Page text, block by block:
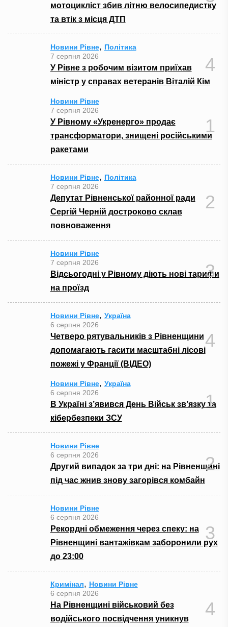
мотоцикліст збив літню велосипедистку
та втік з місця ДТП
Новини Рівне, Політика
7 серпня 2026
У Рівне з робочим візитом приїхав
міністр у справах ветеранів Віталій Кім
4
Новини Рівне
7 серпня 2026
У Рівному «Укренерго» продає
трансформатори, знищені російськими
ракетами
1
Новини Рівне, Політика
7 серпня 2026
Депутат Рівненської районної ради
Сергій Черній достроково склав
повноваження
2
Новини Рівне
7 серпня 2026
Відсьогодні у Рівному діють нові тарифи
на проїзд
3
Новини Рівне, Україна
6 серпня 2026
Четверо рятувальників з Рівненщини
допомагають гасити масштабні лісові
пожежі у Франції (ВІДЕО)
4
Новини Рівне, Україна
6 серпня 2026
В Україні з’явився День Військ зв’язку та
кібербезпеки ЗСУ
1
Новини Рівне
6 серпня 2026
Другий випадок за три дні: на Рівненщині
під час жнив знову загорівся комбайн
2
Новини Рівне
6 серпня 2026
Рекордні обмеження через спеку: на
Рівненщині вантажівкам заборонили рух
до 23:00
3
Кримінал, Новини Рівне
6 серпня 2026
На Рівненщині військовий без
водійського посвідчення уникнув
4